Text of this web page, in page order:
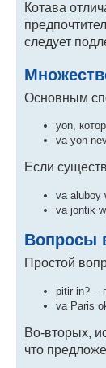
Котава
следует
Основным
yon,
va yon
Если
va aluboy
va jontik
Вопросы
Простой
pitir in? --
va Paris
Во-вторых,
что